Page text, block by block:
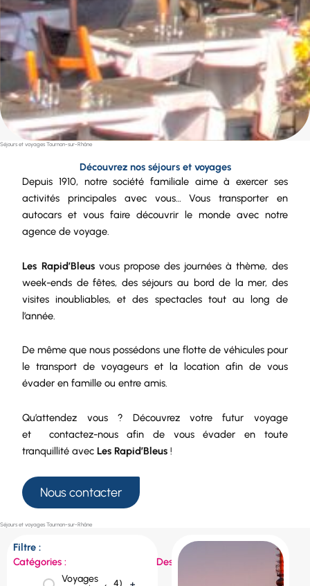
Séjours et voyages Tournon-sur-Rhône
Découvrez nos séjours et voyages
Depuis 1910, notresociété familiale aime à exercer ses
activités principales avec vous… Vous transporter en
autocars et vous faire découvrir le monde avec notre
agence de voyage.
Les Rapid’Bleusvous propose des journées à thème, des
week-ends de fêtes, des séjours au bord de la mer, des
visites inoubliables, et des spectacles tout au long de
l’année.
De même que nous possédons une flotte de véhiculespour
letransport de voyageurs et la locationafin de vous
évader en famille ou entre amis.
Qu’attendez vous ? Découvrez votre futur voyage
et contactez-nousafin de vous évader en toute
tranquillité avecLes Rapid’Bleus !
Nous contacter
Séjours et voyages Tournon-sur-Rhône
Filtre :
Catégories :
Voyages
Destinations :